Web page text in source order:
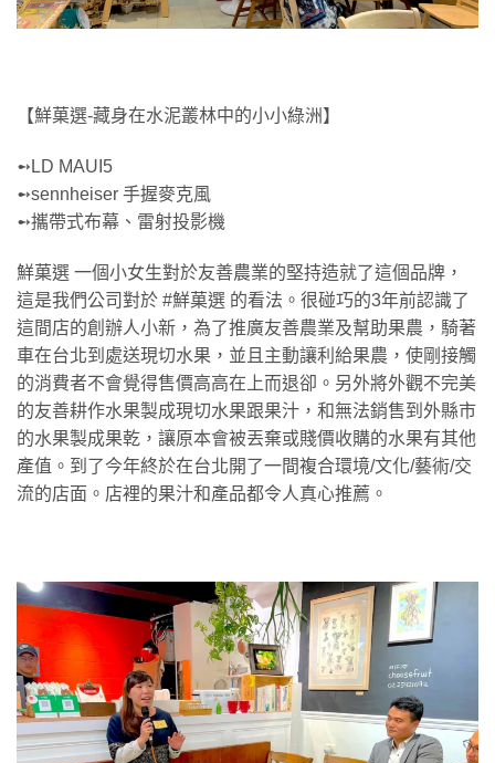
【鮮菓選-藏身在水泥叢林中的小小綠洲】
➻LD MAUI5
➻sennheiser 手握麥克風
➻攜帶式布幕、雷射投影機
鮮菓選 一個小女生對於友善農業的堅持造就了這個品牌，
這是我們公司對於 #鮮菓選 的看法。很碰巧的3年前認識了
這間店的創辦人小新，為了推廣友善農業及幫助果農，騎著
車在台北到處送現切水果，並且主動讓利給果農，使剛接觸
的消費者不會覺得售價高高在上而退卻。另外將外觀不完美
的友善耕作水果製成現切水果跟果汁，和無法銷售到外縣市
的水果製成果乾，讓原本會被丟棄或賤價收購的水果有其他
產值。到了今年終於在台北開了一間複合環境/文化/藝術/交
流的店面。店裡的果汁和產品都令人真心推薦。